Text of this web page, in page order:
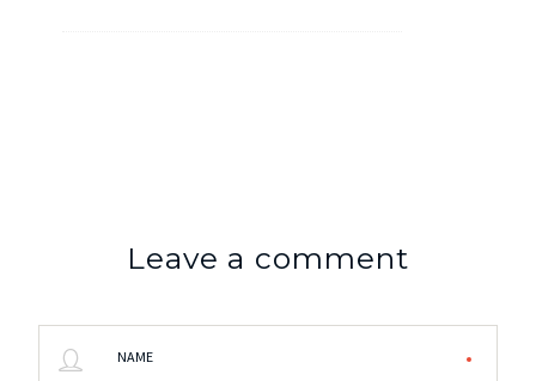
Leave a comment
NAME